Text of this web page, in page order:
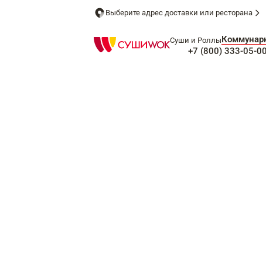
Выберите адрес доставки или ресторана
Суши и Роллы
+7 (800) 333-05-00